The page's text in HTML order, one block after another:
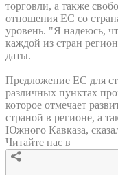
торговли, а также
отношения ЕС со
уровень. "Я надеюсь,
каждой из стран
даты.
Предложение ЕС для
различных пунктах
которое отмечает
страной в регионе, а
Южного Кавказа,
Читайте нас в